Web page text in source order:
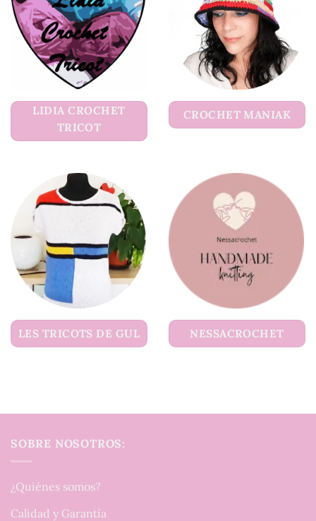
LIDIA CROCHET
TRICOT
CROCHET MANIAK
LES TRICOTS DE GUL NESSACROCHET
SOBRE NOSOTROS:
¿Quiénes somos?
Calidad y Garantía